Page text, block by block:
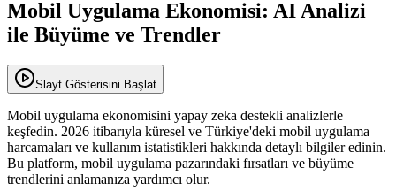
Mobil Uygulama Ekonomisi: AI Analizi
ile Büyüme ve Trendler
Slayt Gösterisini Başlat
Mobil uygulama ekonomisini yapay zeka destekli analizlerle
keşfedin. 2026 itibarıyla küresel ve Türkiye'deki mobil uygulama
harcamaları ve kullanım istatistikleri hakkında detaylı bilgiler edinin.
Bu platform, mobil uygulama pazarındaki fırsatları ve büyüme
trendlerini anlamanıza yardımcı olur.